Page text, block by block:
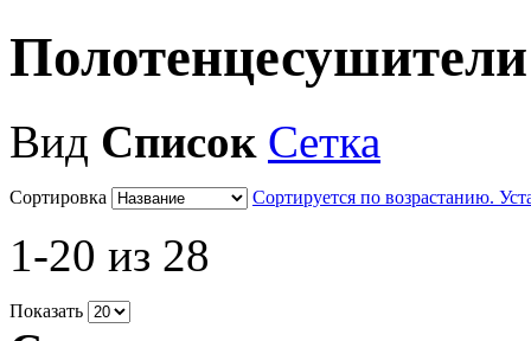
Вид Список Сетка
Сортировка Сортируется по возрастанию.
1-20 из 28
Показать